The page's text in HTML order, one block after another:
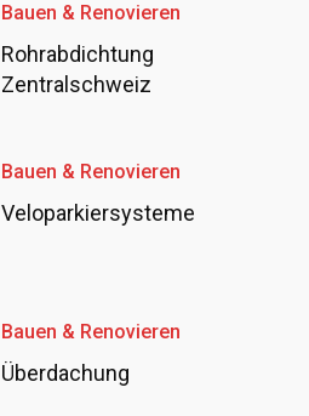
Bauen & Renovieren
Rohrabdichtung
Zentralschweiz
Bauen & Renovieren
Veloparkiersysteme
Bauen & Renovieren
Überdachung